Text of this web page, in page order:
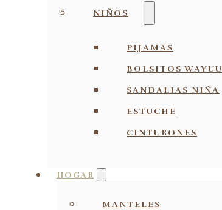
NIÑOS
PIJAMAS
BOLSITOS WAYUU
SANDALIAS NIÑA
ESTUCHE
CINTURONES
HOGAR
MANTELES